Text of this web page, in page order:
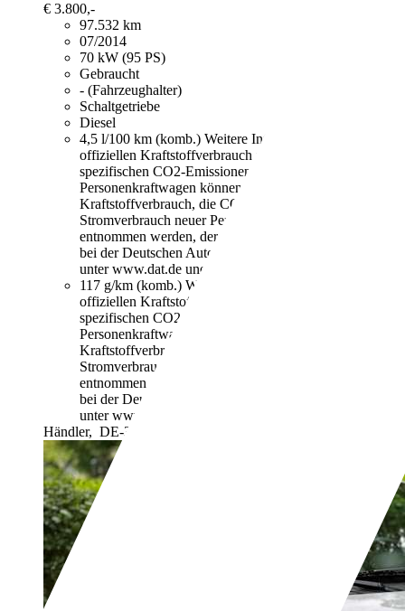
€ 3.800,-
97.532 km
07/2014
70 kW (95 PS)
Gebraucht
- (Fahrzeughalter)
Schaltgetriebe
Diesel
4,5 l/100 km (komb.) Weitere Informationen zum
offiziellen Kraftstoffverbrauch und den offiziellen
spezifischen CO2-Emissionen neuer
Personenkraftwagen können dem "Leitfaden über den
Kraftstoffverbrauch, die CO2-Emissionen und den
Stromverbrauch neuer Personenkraftwagen"
entnommen werden, der an allen Verkaufsstellen und
bei der Deutschen Automobil Treuhand GmbH
unter www.dat.de unentgeltlich erhältlich ist.
117 g/km (komb.) Weitere Informationen zum
offiziellen Kraftstoffverbrauch und den offiziellen
spezifischen CO2-Emissionen neuer
Personenkraftwagen können dem "Leitfaden über den
Kraftstoffverbrauch, die CO2-Emissionen und den
Stromverbrauch neuer Personenkraftwagen"
entnommen werden, der an allen Verkaufsstellen und
bei der Deutschen Automobil Treuhand GmbH
unter www.dat.de unentgeltlich erhältlich ist.
Händler, DE-38444 Wolfsburg Heiligendorf